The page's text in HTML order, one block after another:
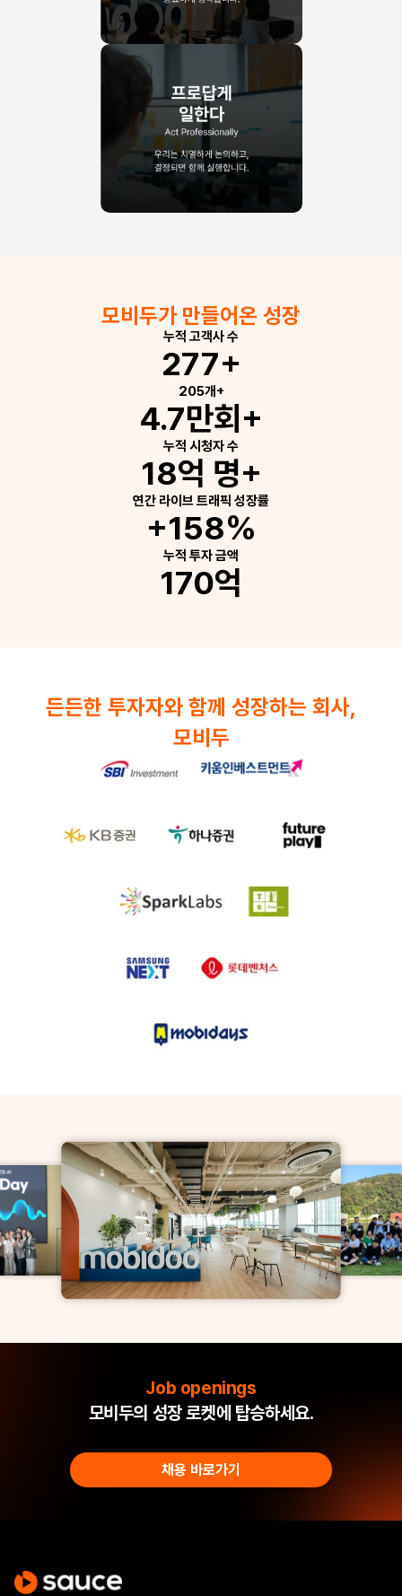
모비두가 만들어온 성장
누적 고객사 수
277+
205개+
4.7만회+
누적 시청자 수
18억 명+
연간 라이브 트래픽 성장률
+158%
누적 투자 금액
170억
든든한 투자자와 함께 성장하는 회사,
모비두
함께 몰입하고 성장하는 모비두
Job openings
모비두의 성장 로켓에 탑승하세요.
채용 바로가기